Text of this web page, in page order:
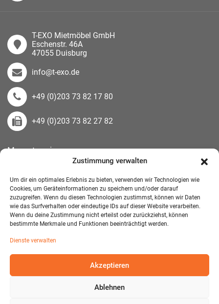
Zustimmung verwalten
Um dir ein optimales Erlebnis zu bieten, verwenden wir Technologien wie
Cookies, um Geräteinformationen zu speichern und/oder darauf
zuzugreifen. Wenn du diesen Technologien zustimmst, können wir Daten
wie das Surfverhalten oder eindeutige IDs auf dieser Website verarbeiten.
Wenn du deine Zustimmung nicht erteilst oder zurückziehst, können
bestimmte Merkmale und Funktionen beeinträchtigt werden.
Dienste verwalten
Akzeptieren
Ablehnen
T-EXO Mietmöbel GmbH
Eschenstr. 46A
47055 Duisburg
info@t-exo.de
+49 (0)203 73 82 17 80
+49 (0)203 73 82 27 82
Messetermine
Downloads
Wandelemente
Über uns
Impressum
Datenschutzerklärung
© 2026 T-EXO GmbH Mietmöbel - Alle Rechte vorbehalten.